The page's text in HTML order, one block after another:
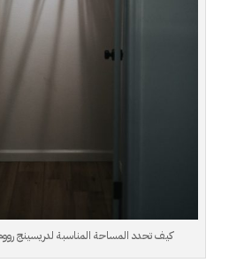
كيف تحدد المساحة المناسبة لدريسينج